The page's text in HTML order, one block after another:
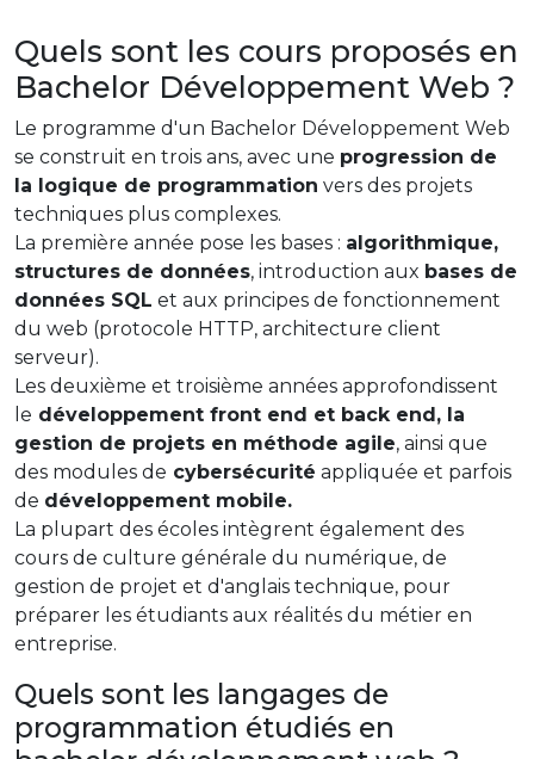
Quels sont les cours proposés en
Bachelor Développement Web ?
Le programme d'un Bachelor Développement Web
se construit en trois ans, avec une progression de
la logique de programmation vers des projets
techniques plus complexes.
La première année pose les bases : algorithmique,
structures de données, introduction aux bases de
données SQL et aux principes de fonctionnement
du web (protocole HTTP, architecture client
serveur).
Les deuxième et troisième années approfondissent
le développement front end et back end, la
gestion de projets en méthode agile, ainsi que
des modules de cybersécurité appliquée et parfois
de développement mobile.
La plupart des écoles intègrent également des
cours de culture générale du numérique, de
gestion de projet et d'anglais technique, pour
préparer les étudiants aux réalités du métier en
entreprise.
Quels sont les langages de
programmation étudiés en